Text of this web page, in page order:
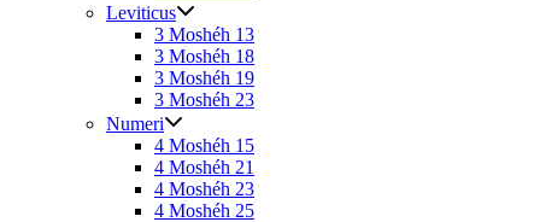
Leviticus
3 Moshéh 13
3 Moshéh 18
3 Moshéh 19
3 Moshéh 23
Numeri
4 Moshéh 15
4 Moshéh 21
4 Moshéh 23
4 Moshéh 25